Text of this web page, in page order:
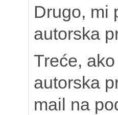
Drugo, mi
autorska
Treće,
autorska
mail na